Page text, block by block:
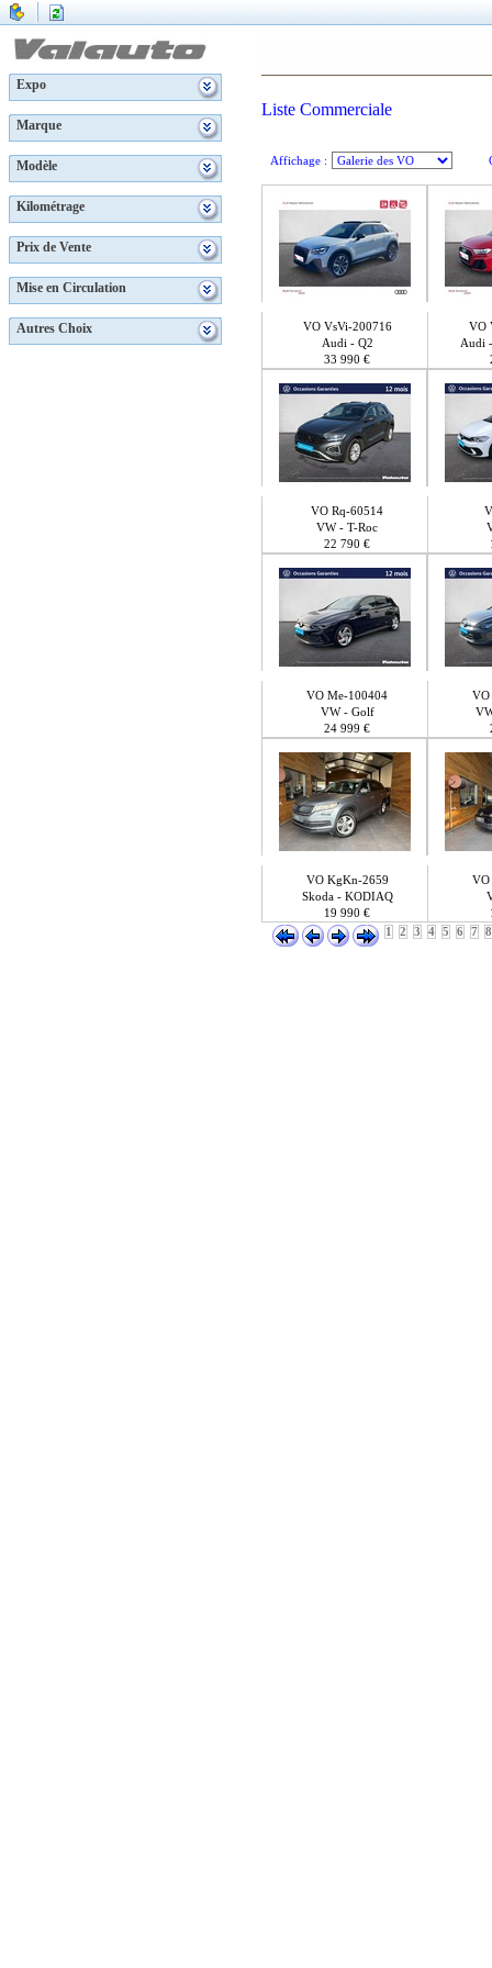
Expo
Marque
Modèle
Kilométrage
Prix de Vente
Mise en Circulation
Autres Choix
Liste Commerciale
Affichage :
VO VsVi-200716
Audi - Q2
33 990 €
VO
Audi
VO Rq-60514
VW - T-Roc
22 790 €
VO Me-100404
VW - Golf
24 999 €
VO
VO KgKn-2659
Skoda - KODIAQ
19 990 €
VO
1 2 3 4 5 6 7 8